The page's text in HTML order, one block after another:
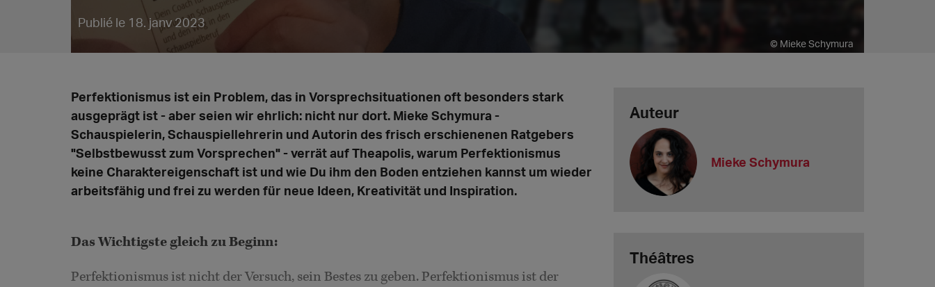
Publié le 18. janv 2023
© Mieke Schymura
Perfektionismus ist ein Problem, das in Vorsprechsituationen oft besonders stark
ausgeprägt ist - aber seien wir ehrlich: nicht nur dort. Mieke Schymura -
Schauspielerin, Schauspiellehrerin und Autorin des frisch erschienenen Ratgebers
"Selbstbewusst zum Vorsprechen" - verrät auf Theapolis, warum Perfektionismus
keine Charaktereigenschaft ist und wie Du ihm den Boden entziehen kannst um wieder
arbeitsfähig und frei zu werden für neue Ideen, Kreativität und Inspiration.
Das Wichtigste gleich zu Beginn:
Perfektionismus ist nicht der Versuch, sein Bestes zu geben. Perfektionismus ist der
Auteur
Mieke Schymura
Théâtres